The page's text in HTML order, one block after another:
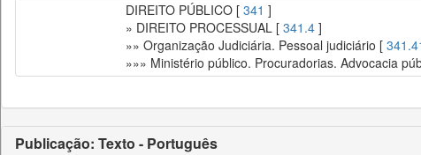
DIREITO PÚBLICO [ 341 ]
» DIREITO PROCESSUAL [ 341.4 ]
»» Organização Judiciária. Pessoal judiciário [
»»» Ministério público. Procuradorias. Advocacia
Publicação: Texto - Português